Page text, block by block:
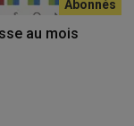
au mois